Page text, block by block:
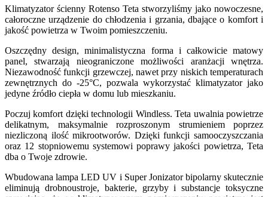
Klimatyzator ścienny Rotenso Teta stworzyliśmy jako nowoczesne,
całoroczne urządzenie do chłodzenia i grzania, dbające o komfort i
jakość powietrza w Twoim pomieszczeniu.
Oszczędny design, minimalistyczna forma i całkowicie matowy
panel, stwarzają nieograniczone możliwości aranżacji wnętrza.
Niezawodność funkcji grzewczej, nawet przy niskich temperaturach
zewnętrznych do -25°C, pozwala wykorzystać klimatyzator jako
jedyne źródło ciepła w domu lub mieszkaniu.
Poczuj komfort dzięki technologii Windless. Teta uwalnia powietrze
delikatnym, maksymalnie rozproszonym strumieniem poprzez
niezliczoną ilość mikrootworów. Dzięki funkcji samooczyszczania
oraz 12 stopniowemu systemowi poprawy jakości powietrza, Teta
dba o Twoje zdrowie.
Wbudowana lampa LED UV i Super Jonizator bipolarny skutecznie
eliminują drobnoustroje, bakterie, grzyby i substancje toksyczne